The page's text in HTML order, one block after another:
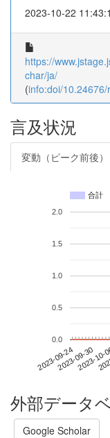
2023-10-22
https://
char/ja/
(info:doi/10.24676/
言及状況
変動（ピーク前後）
合計
2023-09-242023-09-30
2023-
0.0
0.5
1.0
1.5
2.0
外部データ
Google Scholar